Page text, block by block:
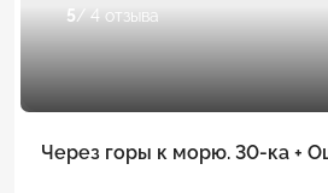
5/ 4 отзыва
Через горы к морю. 30-ка +